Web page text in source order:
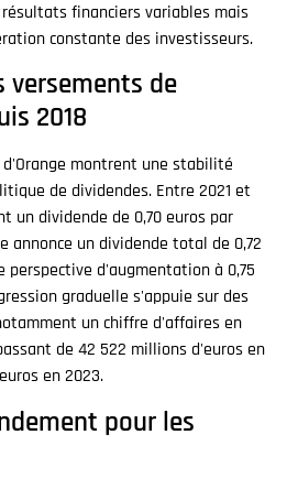
financiers variables mais
constante des investisseurs.
versements de
2018
montrent une stabilité
de dividendes. Entre 2021 et
un dividende de 0,70 euros par
annonce un dividende total de 0,72
perspective d'augmentation à 0,75
graduelle s'appuie sur des
un chiffre d'affaires en
de 42 522 millions d'euros en
en 2023.
pour les